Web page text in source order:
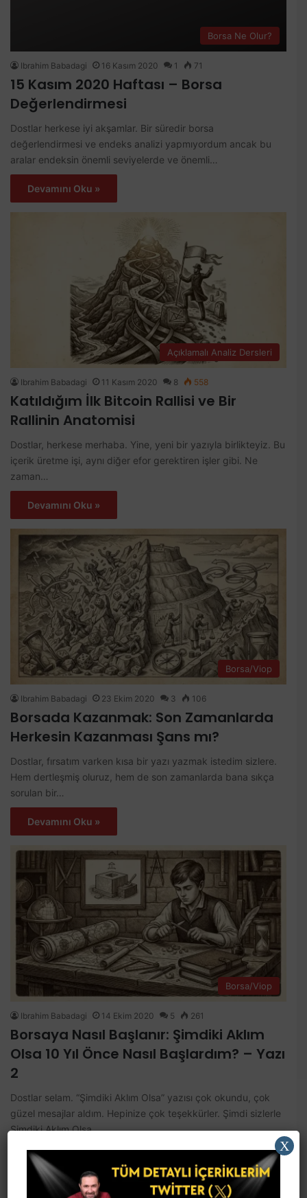
Borsa Ne Olur?
Ibrahim Babadagi 16 Kasım 2020 1 71
15 Kasım 2020 Haftası – Borsa
Değerlendirmesi
Dostlar herkese iyi akşamlar. Bir süredir borsa
değerlendirmesi ve endeks analizi yapmıyordum ancak bu
aralar endeksin önemli seviyelerde ve önemli…
Devamını Oku »
Açıklamalı Analiz Dersleri
Ibrahim Babadagi 11 Kasım 2020 8 558
Katıldığım İlk Bitcoin Rallisi ve Bir
Rallinin Anatomisi
Dostlar, herkese merhaba. Yine, yeni bir yazıyla birlikteyiz. Bu
içerik üretme işi, aynı diğer efor gerektiren işler gibi. Ne
zaman…
Devamını Oku »
Borsa/Viop
Ibrahim Babadagi 23 Ekim 2020 3 106
Borsada Kazanmak: Son Zamanlarda
Herkesin Kazanması Şans mı?
Dostlar, fırsatım varken kısa bir yazı yazmak istedim sizlere.
Hem dertleşmiş oluruz, hem de son zamanlarda bana sıkça
sorulan bir…
Devamını Oku »
Borsa/Viop
Ibrahim Babadagi 14 Ekim 2020 5 261
Borsaya Nasıl Başlanır: Şimdiki Aklım
Olsa 10 Yıl Önce Nasıl Başlardım? – Yazı
2
Dostlar selam. “Şimdiki Aklım Olsa” yazısı çok okundu, çok
güzel mesajlar aldım. Hepinize çok teşekkürler. Şimdi sizlerle
Şimdiki Aklım Olsa…
Devamını Oku »
X